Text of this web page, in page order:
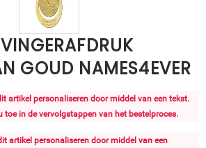
GOUD NAMES4EVER
artikel personaliseren door middel van een tekst.
toe in de vervolgstappen van het bestelproces.
artikel personaliseren door middel van een